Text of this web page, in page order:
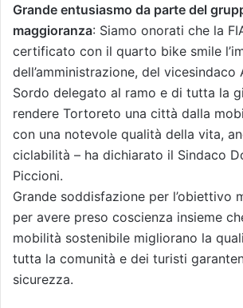
Grande entusiasmo da parte del
maggioranza: Siamo onorati che la
certificato con il quarto bike smile
dell’amministrazione, del vicesindaco
Sordo delegato al ramo e di tutta la
rendere Tortoreto una città dalla
con una notevole qualità della vita,
ciclabilità – ha dichiarato il Sindaco
Piccioni.
Grande soddisfazione per l’obiettivo
per avere preso coscienza insieme
mobilità sostenibile migliorano la
tutta la comunità e dei turisti
sicurezza.